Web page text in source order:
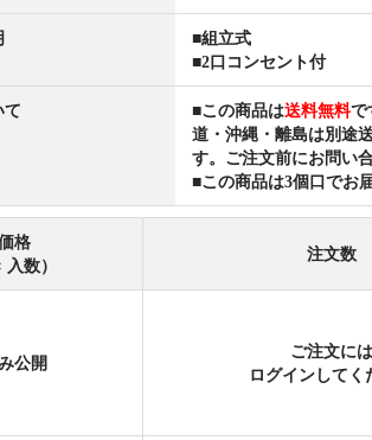
■組立式
■2口コンセント付
て ■この商品は送料無料で
道・沖縄・離島は別途
す。ご注文前にお問い
■この商品は3個口でお
格
入数）
注文数
公開
ご注文には
ログインしてく